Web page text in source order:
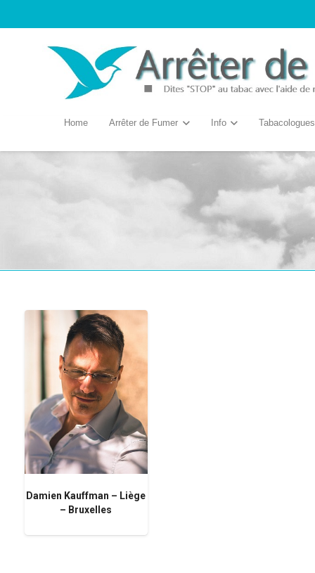
Home Arrêter de Fumer Info Tabacologues
Damien Kauffman – Liège
– Bruxelles